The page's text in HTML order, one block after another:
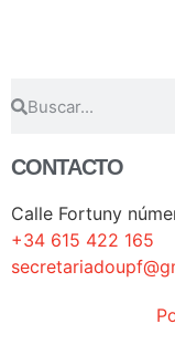
CONTACTO
Calle Fortuny
+34 615 422 165